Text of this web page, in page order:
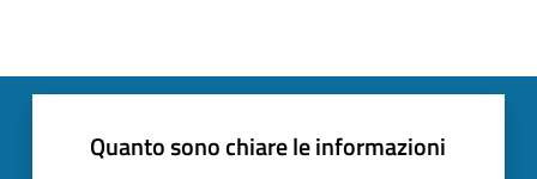
Quanto sono chiare le informazioni